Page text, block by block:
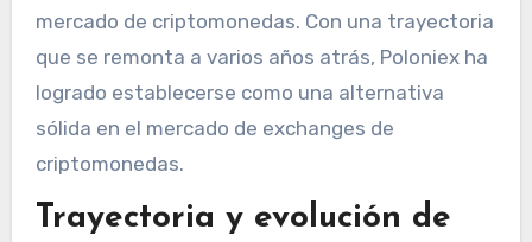
mercado de criptomonedas. Con una trayectoria
que se remonta a varios años atrás, Poloniex ha
logrado establecerse como una alternativa
sólida en el mercado de exchanges de
criptomonedas.
Trayectoria y evolución de